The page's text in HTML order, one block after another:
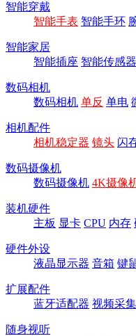
智能穿戴
智能手表 智能手环
智能家居
智能插座 智能传感器
数码相机
数码相机 单反 单电
相机配件
相机稳定器 镜头 闪
数码摄像机
数码摄像机 4K摄像
装机硬件
主板 显卡 CPU 内存
硬件外设
液晶显示器 音箱 键
扩展配件
蓝牙适配器 视频采
随身视听